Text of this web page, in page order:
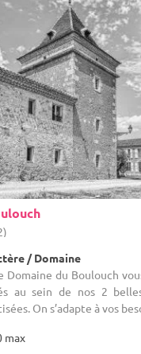
/ Domaine
Domaine du Boulouch
au sein de nos 2
On s’adapte à vos
max